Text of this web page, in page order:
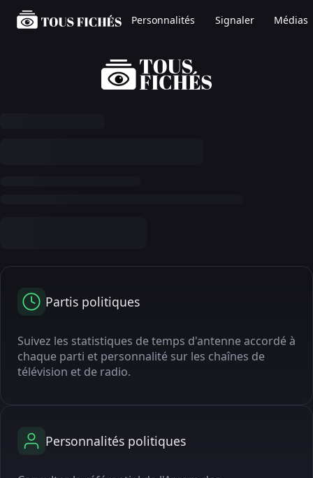
Personnalités Signaler Médias
Partis politiques
Suivez les statistiques de temps d'antenne accordé à
chaque parti et personnalité sur les chaînes de
télévision et de radio.
Personnalités politiques